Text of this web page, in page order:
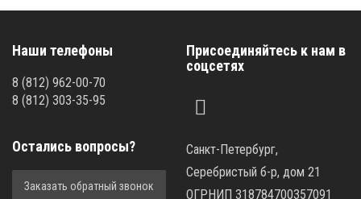
Наши телефоны
8 (812) 962-00-70
8 (812) 303-35-95
Присоединяйтесь к нам в
соцсетях
Остались вопросы?
Заказать обратный звонок
Санкт-Петербург,
Серебристый б-р, дом 21
ОГРНИП 318784700357091